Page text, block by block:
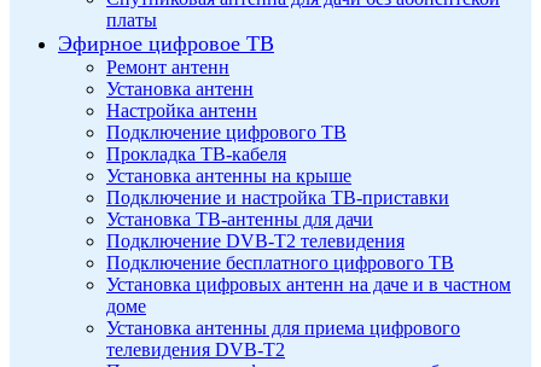
платы
Эфирное цифровое ТВ
Ремонт антенн
Установка антенн
Настройка антенн
Подключение цифрового ТВ
Прокладка ТВ-кабеля
Установка антенны на крыше
Подключение и настройка ТВ-приставки
Установка ТВ-антенны для дачи
Подключение DVB-T2 телевидения
Подключение бесплатного цифрового ТВ
Установка цифровых антенн на даче и в частном
доме
Установка антенны для приема цифрового
телевидения DVB-T2